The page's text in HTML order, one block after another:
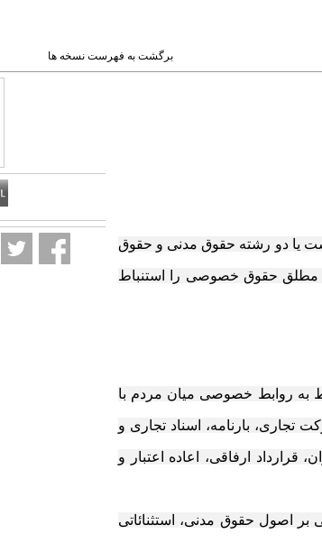
برگشت به فهرست نسخه ها
یا دو رشته حقوق مدنی و حقوق
حقوق خصوصی را استنباط
به روابط خصوصی میان مردم با
تجاری، بارنامه، اسناد تجاری و
ارفاقی، اعاده اعتبار و
بر اصول حقوق مدنی، استثنائاتی